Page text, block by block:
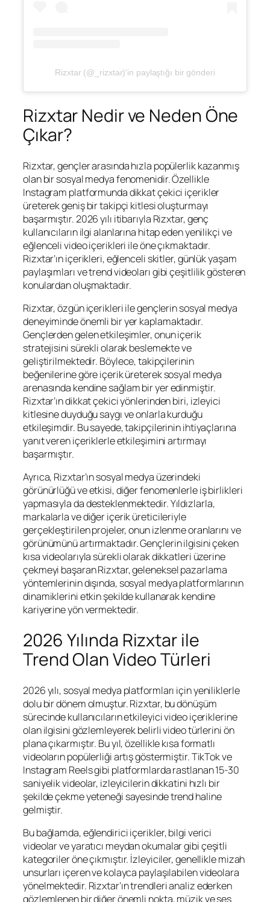
Rizxtar (@_rizxtar)'in paylaştığı bir gönderi
Rizxtar Nedir ve Neden Öne
Çıkar?
Rizxtar, gençler arasında hızla popülerlik kazanmış
olan bir sosyal medya fenomenidir. Özellikle
Instagram platformunda dikkat çekici içerikler
üreterek geniş bir takipçi kitlesi oluşturmayı
başarmıştır. 2026 yılı itibarıyla Rizxtar, genç
kullanıcıların ilgi alanlarına hitap eden yenilikçi ve
eğlenceli video içerikleri ile öne çıkmaktadır.
Rizxtar’ın içerikleri, eğlenceli skitler, günlük yaşam
paylaşımları ve trend videoları gibi çeşitlilik gösteren
konulardan oluşmaktadır.
Rizxtar, özgün içerikleri ile gençlerin sosyal medya
deneyiminde önemli bir yer kaplamaktadır.
Gençlerden gelen etkileşimler, onun içerik
stratejisini sürekli olarak beslemekte ve
geliştirilmektedir. Böylece, takipçilerinin
beğenilerine göre içerik üreterek sosyal medya
arenasında kendine sağlam bir yer edinmiştir.
Rizxtar’ın dikkat çekici yönlerinden biri, izleyici
kitlesine duyduğu saygı ve onlarla kurduğu
etkileşimdir. Bu sayede, takipçilerinin ihtiyaçlarına
yanıt veren içeriklerle etkileşimini artırmayı
başarmıştır.
Ayrıca, Rizxtar’ın sosyal medya üzerindeki
görünürlüğü ve etkisi, diğer fenomenlerle iş birlikleri
yapmasıyla da desteklenmektedir. Yıldızlarla,
markalarla ve diğer içerik üreticileriyle
gerçekleştirilen projeler, onun izlenme oranlarını ve
görünümünü artırmaktadır. Gençlerin ilgisini çeken
kısa videolarıyla sürekli olarak dikkatleri üzerine
çekmeyi başaran Rizxtar, geleneksel pazarlama
yöntemlerinin dışında, sosyal medya platformlarının
dinamiklerini etkin şekilde kullanarak kendine
kariyerine yön vermektedir.
2026 Yılında Rizxtar ile
Trend Olan Video Türleri
2026 yılı, sosyal medya platformları için yeniliklerle
dolu bir dönem olmuştur. Rizxtar, bu dönüşüm
sürecinde kullanıcıların etkileyici video içeriklerine
olan ilgisini gözlemleyerek belirli video türlerini ön
plana çıkarmıştır. Bu yıl, özellikle kısa formatlı
videoların popülerliği artış göstermiştir. TikTok ve
Instagram Reels gibi platformlarda rastlanan 15-30
saniyelik videolar, izleyicilerin dikkatini hızlı bir
şekilde çekme yeteneği sayesinde trend haline
gelmiştir.
Bu bağlamda, eğlendirici içerikler, bilgi verici
videolar ve yaratıcı meydan okumalar gibi çeşitli
kategoriler öne çıkmıştır. İzleyiciler, genellikle mizah
unsurları içeren ve kolayca paylaşılabilen videolara
yönelmektedir. Rizxtar’ın trendleri analiz ederken
gözlemlenen bir diğer önemli nokta, müzik ve ses